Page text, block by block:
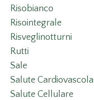
Risobianco
Risointegrale
Risveglinotturni
Rutti
Sale
Salute
Salute Cellulare